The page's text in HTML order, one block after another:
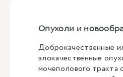
Опухоли и
Доброкачественные
злокачественные
мочеполового тракта